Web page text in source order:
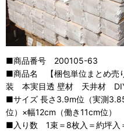
■商品番号 200105-63
■商品名 【梱包単位まとめ売
装 本実目透 壁材 天井材
■サイズ 長さ3.9m位（実測
位）×幅12cm（働き11cm位）
■入り数 1束＝8枚入＝約坪入